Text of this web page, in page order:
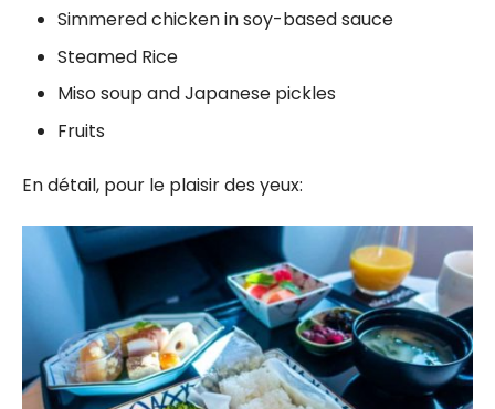
Simmered chicken in soy-based sauce
Steamed Rice
Miso soup and Japanese pickles
Fruits
En détail, pour le plaisir des yeux: